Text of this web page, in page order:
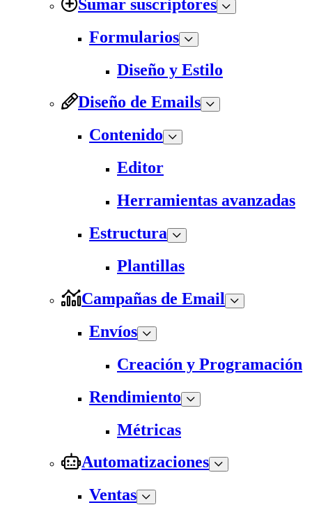
Sumar suscriptores
Formularios
Diseño y Estilo
Diseño de Emails
Contenido
Editor
Herramientas avanzadas
Estructura
Plantillas
Campañas de Email
Envíos
Creación y Programación
Rendimiento
Métricas
Automatizaciones
Ventas